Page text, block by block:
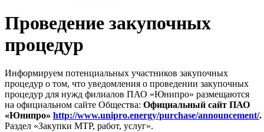
Проведение закупочных
процедур
Информируем потенциальных участников закупочных
процедур о том, что уведомления о проведении закупочных
процедур для нужд филиалов ПАО «Юнипро» размещаются
на официальном сайте Общества: Официальный сайт ПАО
«Юнипро» http://www.unipro.energy/purchase/announcement/.
Раздел «Закупки МТР, работ, услуг».